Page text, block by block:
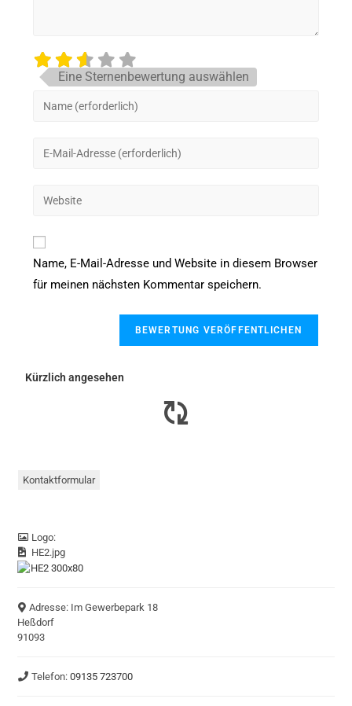
Eine Sternenbewertung auswählen
Name, E-Mail-Adresse und Website in diesem Browser
für meinen nächsten Kommentar speichern.
Kürzlich angesehen
Kontaktformular
Logo:
HE2.jpg
Adresse: Im Gewerbepark 18
Heßdorf
91093
Telefon: 09135 723700